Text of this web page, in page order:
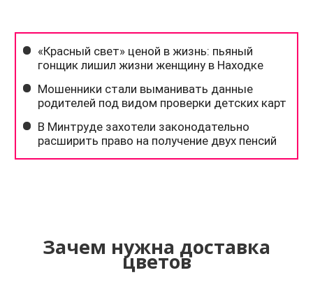
Зачем нужна доставка
цветов